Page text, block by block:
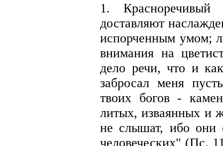
1.
доставляют
испорченным умом;
внимания на
дело речи, что и
забросал меня
твоих богов -
литых, изваянных и
не слышат, ибо они
человеческих" (Пс.